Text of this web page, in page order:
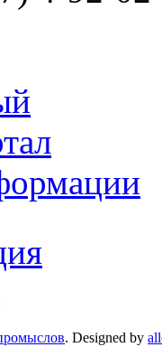
. Designed by